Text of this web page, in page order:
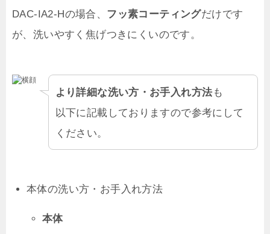
DAC-IA2-Hの場合、 フッ素コーティングだけです
が、洗いやすく焦げつきにくいのです。
より詳細な洗い方・お手入れ方法 も
以下に記載しておりますので参考にして
ください。
本体の洗い方・お手入れ方法
本体